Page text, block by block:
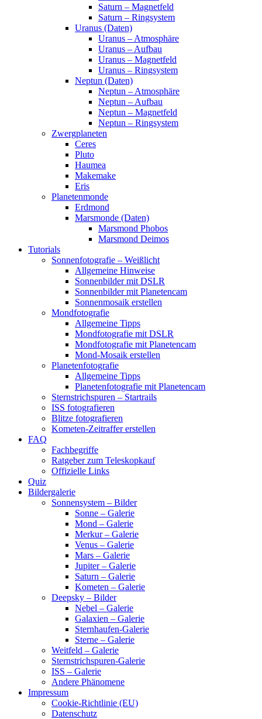
Saturn – Magnetfeld
Saturn – Ringsystem
Uranus (Daten)
Uranus – Atmosphäre
Uranus – Aufbau
Uranus – Magnetfeld
Uranus – Ringsystem
Neptun (Daten)
Neptun – Atmosphäre
Neptun – Aufbau
Neptun – Magnetfeld
Neptun – Ringsystem
Zwergplaneten
Ceres
Pluto
Haumea
Makemake
Eris
Planetenmonde
Erdmond
Marsmonde (Daten)
Marsmond Phobos
Marsmond Deimos
Tutorials
Sonnenfotografie – Weißlicht
Allgemeine Hinweise
Sonnenbilder mit DSLR
Sonnenbilder mit Planetencam
Sonnenmosaik erstellen
Mondfotografie
Allgemeine Tipps
Mondfotografie mit DSLR
Mondfotografie mit Planetencam
Mond-Mosaik erstellen
Planetenfotografie
Allgemeine Tipps
Planetenfotografie mit Planetencam
Sternstrichspuren – Startrails
ISS fotografieren
Blitze fotografieren
Kometen-Zeitraffer erstellen
FAQ
Fachbegriffe
Ratgeber zum Teleskopkauf
Offizielle Links
Quiz
Bildergalerie
Sonnensystem – Bilder
Sonne – Galerie
Mond – Galerie
Merkur – Galerie
Venus – Galerie
Mars – Galerie
Jupiter – Galerie
Saturn – Galerie
Kometen – Galerie
Deepsky – Bilder
Nebel – Galerie
Galaxien – Galerie
Sternhaufen-Galerie
Sterne – Galerie
Weitfeld – Galerie
Sternstrichspuren-Galerie
ISS – Galerie
Andere Phänomene
Impressum
Cookie-Richtlinie (EU)
Datenschutz